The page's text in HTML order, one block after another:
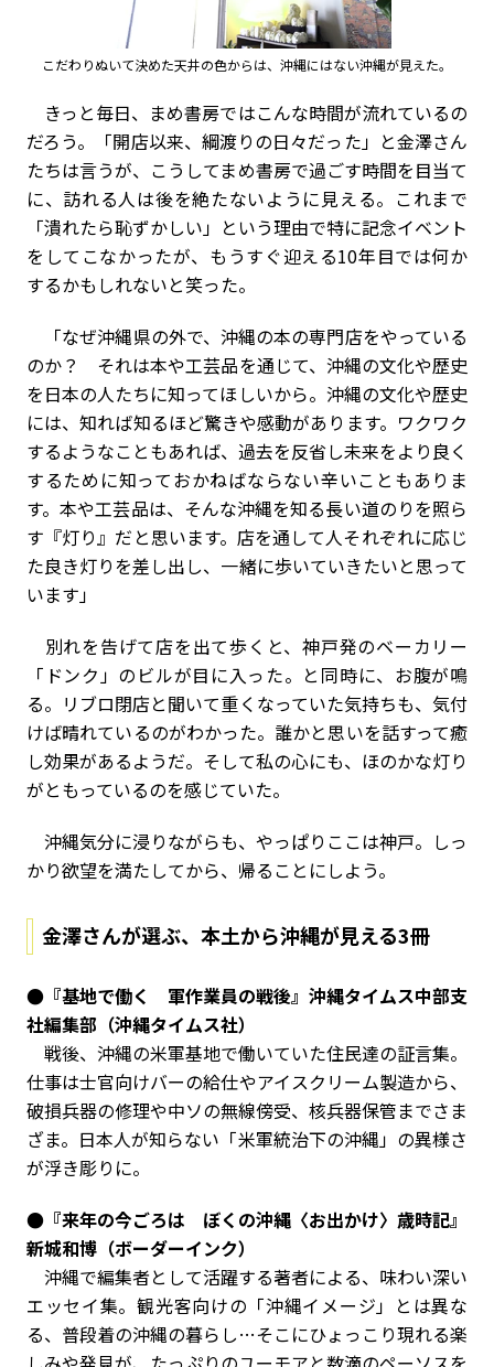
こだわりぬいて決めた天井の色からは、沖縄にはない沖縄が見えた。
きっと毎日、まめ書房ではこんな時間が流れているの
だろう。「開店以来、綱渡りの日々だった」と金澤さん
たちは言うが、こうしてまめ書房で過ごす時間を目当て
に、訪れる人は後を絶たないように見える。これまで
「潰れたら恥ずかしい」という理由で特に記念イベント
をしてこなかったが、もうすぐ迎える10年目では何か
するかもしれないと笑った。
「なぜ沖縄県の外で、沖縄の本の専門店をやっている
のか？ それは本や工芸品を通じて、沖縄の文化や歴史
を日本の人たちに知ってほしいから。沖縄の文化や歴史
には、知れば知るほど驚きや感動があります。ワクワク
するようなこともあれば、過去を反省し未来をより良く
するために知っておかねばならない辛いこともありま
す。本や工芸品は、そんな沖縄を知る長い道のりを照ら
す『灯り』だと思います。店を通して人それぞれに応じ
た良き灯りを差し出し、一緒に歩いていきたいと思って
います」
別れを告げて店を出て歩くと、神戸発のベーカリー
「ドンク」のビルが目に入った。と同時に、お腹が鳴
る。リブロ閉店と聞いて重くなっていた気持ちも、気付
けば晴れているのがわかった。誰かと思いを話すって癒
し効果があるようだ。そして私の心にも、ほのかな灯り
がともっているのを感じていた。
沖縄気分に浸りながらも、やっぱりここは神戸。しっ
かり欲望を満たしてから、帰ることにしよう。
金澤さんが選ぶ、本土から沖縄が見える3冊
●『基地で働く 軍作業員の戦後』沖縄タイムス中部支
社編集部（沖縄タイムス社）
戦後、沖縄の米軍基地で働いていた住民達の証言集。
仕事は士官向けバーの給仕やアイスクリーム製造から、
破損兵器の修理や中ソの無線傍受、核兵器保管までさま
ざま。日本人が知らない「米軍統治下の沖縄」の異様さ
が浮き彫りに。
●『来年の今ごろは ぼくの沖縄〈お出かけ〉歳時記』
新城和博（ボーダーインク）
沖縄で編集者として活躍する著者による、味わい深い
エッセイ集。観光客向けの「沖縄イメージ」とは異な
る、普段着の沖縄の暮らし…そこにひょっこり現れる楽